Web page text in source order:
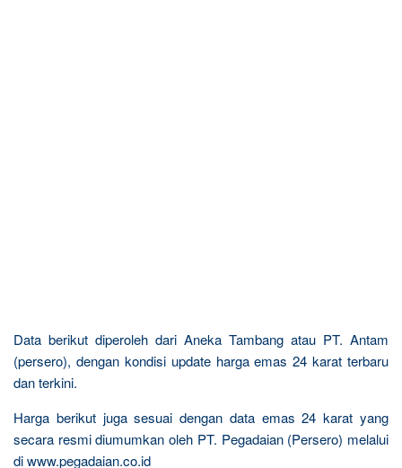
Data berikut diperoleh dari Aneka Tambang atau PT. Antam
(persero), dengan kondisi update harga emas 24 karat terbaru
dan terkini.
Harga berikut juga sesuai dengan data emas 24 karat yang
secara resmi diumumkan oleh PT. Pegadaian (Persero) melalui
di www.pegadaian.co.id